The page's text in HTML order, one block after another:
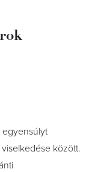
egyensúlyt
között.